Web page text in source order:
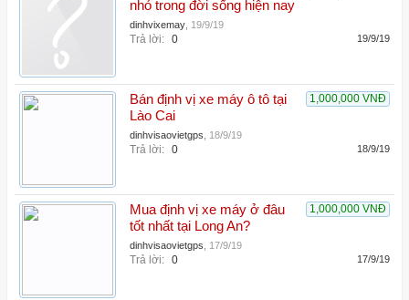
nhỏ trong đời sống hiện nay
dinhvixemay 19/9/19
Trả lời: 0 19/9/19
1,000,000 VNĐ
Bán định vị xe máy ô tô tại
Lào Cai
dinhvisaovietgps 18/9/19
Trả lời: 0 18/9/19
1,000,000 VNĐ
Mua định vị xe máy ở đâu
tốt nhất tại Long An?
dinhvisaovietgps 17/9/19
Trả lời: 0 17/9/19